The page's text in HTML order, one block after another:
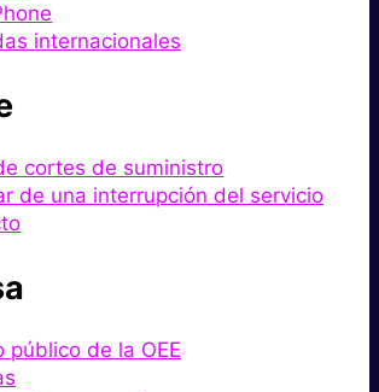
internacionales
cortes de suministro
de una interrupción del servicio
público de la OEE